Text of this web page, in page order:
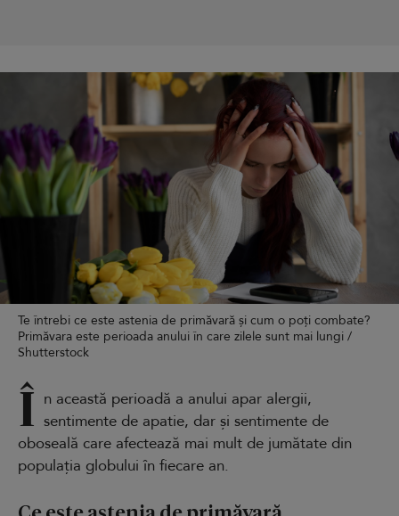
Te întrebi ce este astenia de primăvară și cum o poți combate?
Primăvara este perioada anului în care zilele sunt mai lungi /
Shutterstock
Î n această perioadă a anului apar alergii,
sentimente de apatie, dar și sentimente de
oboseală care afectează mai mult de jumătate din
populația globului în fiecare an.